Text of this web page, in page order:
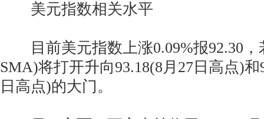
美元指数相关水平
目前美元指数上涨0.09%报92.30，
SMA)将打开升向93.18(8月27日高点)和
日高点)的大门。